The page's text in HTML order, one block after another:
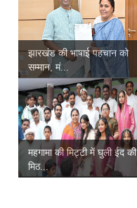
झारखंड की भाषाई पहचान को
सम्मान, मं...
महगामा की मिट्टी में घुली ईद की
मिठ...